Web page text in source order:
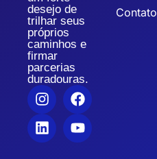
desejo de
trilhar seus
próprios
caminhos e
firmar
parcerias
duradouras.
Contato